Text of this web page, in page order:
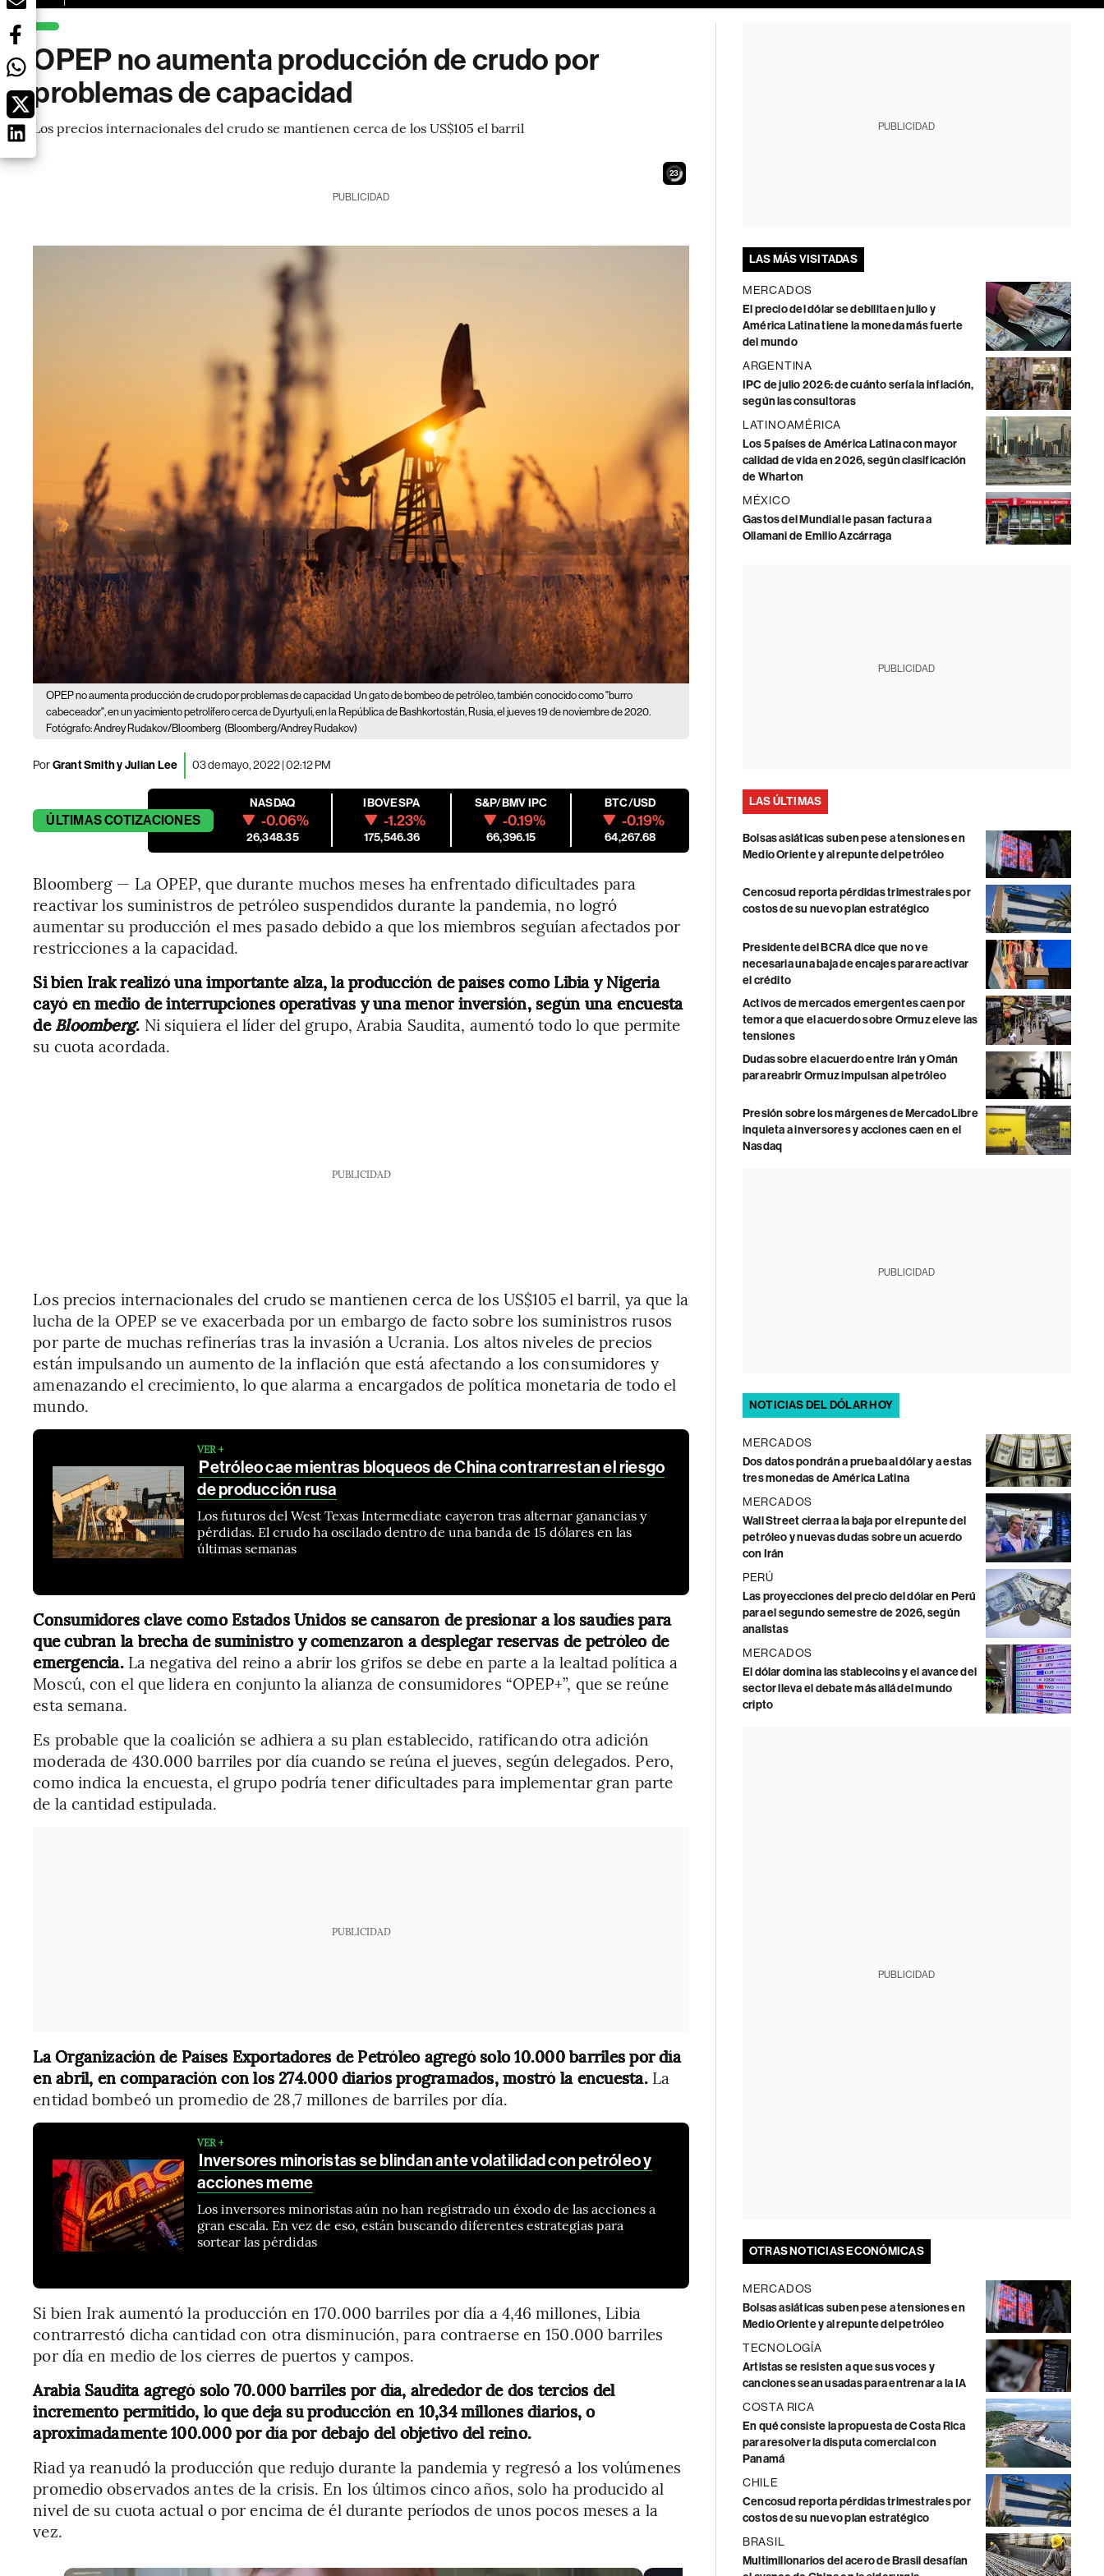
OPEP no aumenta producción de crudo por
problemas de capacidad
Los precios internacionales del crudo se mantienen cerca de los US$105 el barril
21
PUBLICIDAD
OPEP no aumenta producción de crudo por problemas de capacidad Un gato de bombeo de petróleo, también conocido como "burro
cabeceador", en un yacimiento petrolífero cerca de Dyurtyuli, en la República de Bashkortostán, Rusia, el jueves 19 de noviembre de 2020.
Fotógrafo: Andrey Rudakov/Bloomberg (Bloomberg/Andrey Rudakov)
PorGrant Smith y Julian Lee 03 de mayo, 2022 | 02:12 PM
ÚLTIMASCOTIZACIONES
NASDAQ
-0.06%
26,348.35
IBOVESPA
-1.23%
175,546.36
S&P/BMV IPC
-0.19%
66,396.15
BTC/USD
-0.19%
64,267.68
Bloomberg — La OPEP, que durante muchos meses ha enfrentado dificultades para
reactivar los suministros de petróleo suspendidos durante la pandemia, no logró
aumentar su producción el mes pasado debido a que los miembros seguían afectados por
restricciones a la capacidad.
Si bien Irak realizó una importante alza, la producción de países como Libia y Nigeria
cayó en medio de interrupciones operativas y una menor inversión, según una encuesta
deBloomberg. Ni siquiera el líder del grupo, Arabia Saudita, aumentó todo lo que permite
su cuota acordada.
PUBLICIDAD
Los precios internacionales del crudo se mantienen cerca de los US$105 el barril, ya que la
lucha de la OPEP se ve exacerbada por un embargo de facto sobre los suministros rusos
por parte de muchas refinerías tras la invasión a Ucrania. Los altos niveles de precios
están impulsando un aumento de la inflación que está afectando a los consumidores y
amenazando el crecimiento, lo que alarma a encargados de política monetaria de todo el
mundo.
VER +
Petróleo cae mientras bloqueos de China contrarrestan el riesgo
de producción rusa
Los futuros del West Texas Intermediate cayeron tras alternar ganancias y
pérdidas. El crudo ha oscilado dentro de una banda de 15 dólares en las
últimas semanas
Consumidores clave como Estados Unidos se cansaron de presionar a los saudíes para
que cubran la brecha de suministro y comenzaron a desplegar reservas de petróleo de
emergencia.La negativa del reino a abrir los grifos se debe en parte a la lealtad política a
Moscú, con el que lidera en conjunto la alianza de consumidores “OPEP+”, que se reúne
esta semana.
Es probable que la coalición se adhiera a su plan establecido, ratificando otra adición
moderada de 430.000 barriles por día cuando se reúna el jueves, según delegados. Pero,
como indica la encuesta, el grupo podría tener dificultades para implementar gran parte
de la cantidad estipulada.
PUBLICIDAD
La Organización de Países Exportadores de Petróleo agregó solo 10.000 barriles por día
en abril, en comparación con los 274.000 diarios programados, mostró la encuesta. La
entidad bombeó un promedio de 28,7 millones de barriles por día.
VER +
Inversores minoristas se blindan ante volatilidad con petróleo y
acciones meme
Los inversores minoristas aún no han registrado un éxodo de las acciones a
gran escala. En vez de eso, están buscando diferentes estrategias para
sortear las pérdidas
Si bien Irak aumentó la producción en 170.000 barriles por día a 4,46 millones, Libia
contrarrestó dicha cantidad con otra disminución, para contraerse en 150.000 barriles
por día en medio de los cierres de puertos y campos.
Arabia Saudita agregó solo 70.000 barriles por día, alrededor de dos tercios del
incremento permitido, lo que deja su producción en 10,34 millones diarios, o
aproximadamente 100.000 por día por debajo del objetivo del reino.
Riad ya reanudó la producción que redujo durante la pandemia y regresó a los volúmenes
promedio observados antes de la crisis. En los últimos cinco años, solo ha producido al
nivel de su cuota actual o por encima de él durante períodos de unos pocos meses a la
vez.
PUBLICIDAD
LAS MÁS VISITADAS
MERCADOS
El precio del dólar se debilita en julio y
América Latina tiene la moneda más fuerte
del mundo
ARGENTINA
IPC de julio 2026: de cuánto sería la inflación,
según las consultoras
LATINOAMÉRICA
Los 5 países de América Latina con mayor
calidad de vida en 2026, según clasificación
de Wharton
MÉXICO
Gastos del Mundial le pasan factura a
Ollamani de Emilio Azcárraga
PUBLICIDAD
LAS ÚLTIMAS
Bolsas asiáticas suben pese a tensiones en
Medio Oriente y al repunte del petróleo
Cencosud reporta pérdidas trimestrales por
costos de su nuevo plan estratégico
Presidente del BCRA dice que no ve
necesaria una baja de encajes para reactivar
el crédito
Activos de mercados emergentes caen por
temor a que el acuerdo sobre Ormuz eleve las
tensiones
Dudas sobre el acuerdo entre Irán y Omán
para reabrir Ormuz impulsan al petróleo
Presión sobre los márgenes de MercadoLibre
inquieta a inversores y acciones caen en el
Nasdaq
PUBLICIDAD
NOTICIAS DEL DÓLAR HOY
MERCADOS
Dos datos pondrán a prueba al dólar y a estas
tres monedas de América Latina
MERCADOS
Wall Street cierra a la baja por el repunte del
petróleo y nuevas dudas sobre un acuerdo
con Irán
PERÚ
Las proyecciones del precio del dólar en Perú
para el segundo semestre de 2026, según
analistas
MERCADOS
El dólar domina las stablecoins y el avance del
sector lleva el debate más allá del mundo
cripto
PUBLICIDAD
OTRAS NOTICIAS ECONÓMICAS
MERCADOS
Bolsas asiáticas suben pese a tensiones en
Medio Oriente y al repunte del petróleo
TECNOLOGÍA
Artistas se resisten a que sus voces y
canciones sean usadas para entrenar a la IA
COSTA RICA
En qué consiste la propuesta de Costa Rica
para resolver la disputa comercial con
Panamá
CHILE
Cencosud reporta pérdidas trimestrales por
costos de su nuevo plan estratégico
BRASIL
Multimillonarios del acero de Brasil desafían